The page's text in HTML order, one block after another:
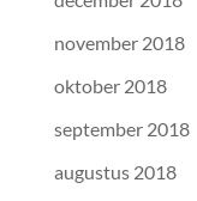
november 2018
oktober 2018
september 2018
augustus 2018